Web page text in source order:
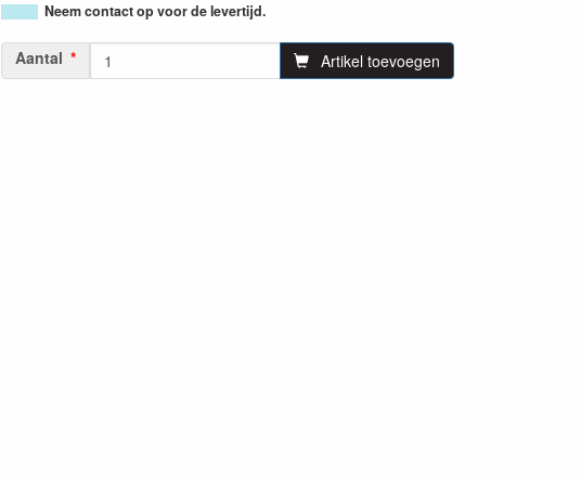
Neem contact op voor de levertijd.
Aantal Artikel toevoegen